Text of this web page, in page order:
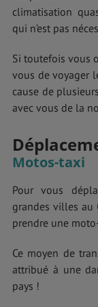
climatisation
qui n’est pas
Si toutefois vous
vous de voyager
cause de
avec vous de la
Motos-taxi
Pour vous
grandes villes au
prendre une
Ce moyen de
attribué à une
pays !